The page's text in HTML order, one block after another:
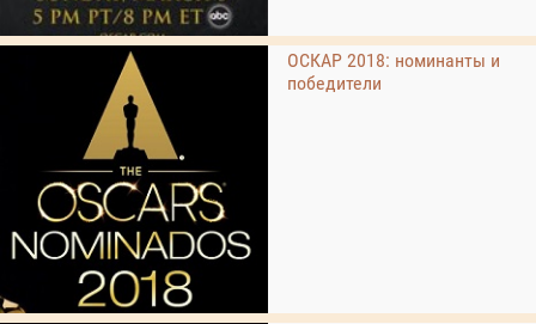
ОСКАР 2018: номинанты и
победители